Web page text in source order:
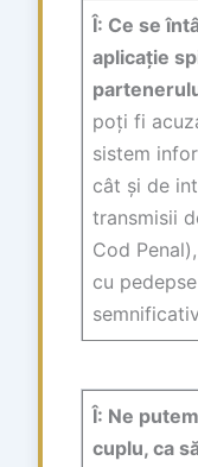
Î: Ce se
aplicație
poți fi
sistem
cât și de
transmisii
Cod
cu
Î: Ne
cuplu, ca